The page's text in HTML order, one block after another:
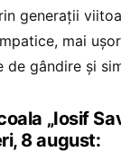
generații
mai
de gândire și
„Iosif
8 august: